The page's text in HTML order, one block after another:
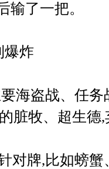
输了一把。
爆炸
海盗战、任
脏牧、超生德
对牌,比如螃